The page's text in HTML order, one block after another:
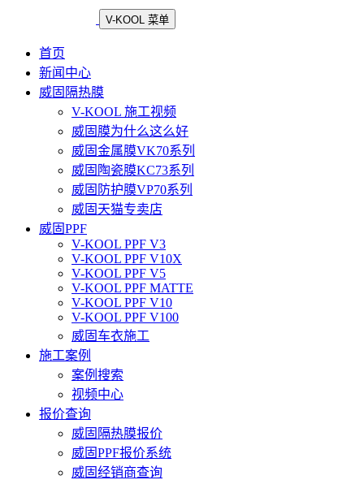
V-KOOL 菜单
首页
新闻中心
威固隔热膜
V-KOOL 施工视频
威固膜为什么这么好
威固金属膜VK70系列
威固陶瓷膜KC73系列
威固防护膜VP70系列
威固天猫专卖店
威固PPF
V-KOOL PPF V3
V-KOOL PPF V10X
V-KOOL PPF V5
V-KOOL PPF MATTE
V-KOOL PPF V10
V-KOOL PPF V100
威固车衣施工
施工案例
案例搜索
视频中心
报价查询
威固隔热膜报价
威固PPF报价系统
威固经销商查询